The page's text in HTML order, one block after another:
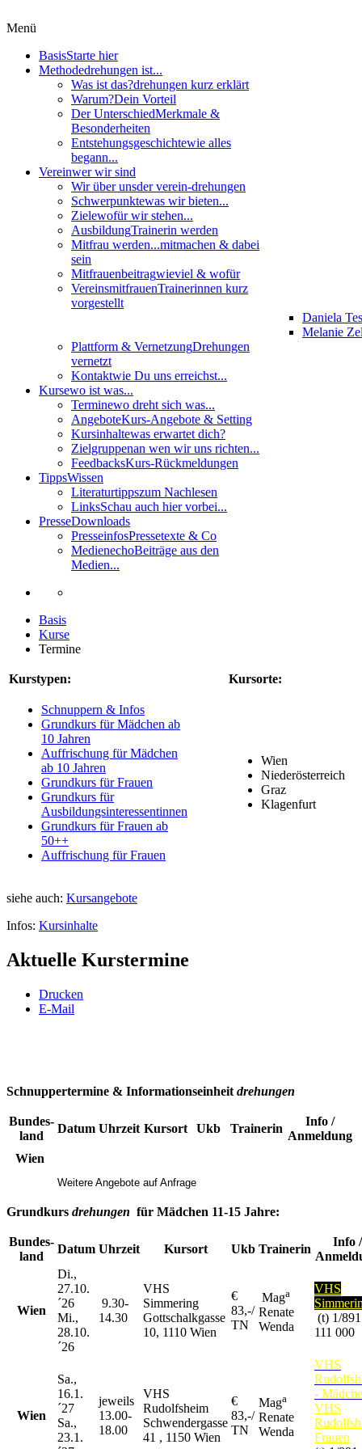
Menü
BasisStarte hier
Methodedrehungen ist...
Was ist das?drehungen kurz erklärt
Warum?Dein Vorteil
Der UnterschiedMerkmale &
Besonderheiten
Entstehungsgeschichtewie alles
begann...
Vereinwer wir sind
Wir über unsder verein-drehungen
Schwerpunktewas wir bieten...
Zielewofür wir stehen...
AusbildungTrainerin werden
Mitfrau werden...mitmachen & dabei
sein
Mitfrauenbeitragwieviel & wofür
VereinsmitfrauenTrainerinnen kurz
vorgestellt
Daniela
Melanie
Plattform & VernetzungDrehungen
vernetzt
Kontaktwie Du uns erreichst...
Kursewo ist was...
Terminewo dreht sich was...
AngeboteKurs-Angebote & Setting
Kursinhaltewas erwartet dich?
Zielgruppenan wen wir uns richten...
FeedbacksKurs-Rückmeldungen
TippsWissen
Literaturtippszum Nachlesen
LinksSchau auch hier vorbei...
PresseDownloads
PresseinfosPressetexte & Co
MedienechoBeiträge aus den
Medien...
Basis
Kurse
Termine
Kurstypen: Kursorte:
Schnuppern & Infos
Grundkurs für Mädchen ab
10 Jahren
Auffrischung für Mädchen
ab 10 Jahren
Grundkurs für Frauen
Grundkurs für
Ausbildungsinteressentinnen
Grundkurs für Frauen ab
50++
Auffrischung für Frauen
Wien
Niederösterreich
Graz
Klagenfurt
siehe auch: Kursangebote
Infos: Kursinhalte
Aktuelle Kurstermine
Drucken
E-Mail
Schnuppertermine & Informationseinheit drehungen
Wien
Bundes-
land
Datum Uhrzeit Kursort Ukb Trainerin
Info /
Anmeldung
Weitere Angebote auf Anfrage
Grundkurs drehungen für Mädchen 11-15 Jahre:
Bundes-
land
Datum Uhrzeit Kursort Ukb Trainerin
Info /
Wien
Di.,
27.10.
´26
Mi.,
28.10.
´26
9.30-
14.30
VHS
Simmering
Gottschalkgasse
10, 1110 Wien
€
83,-/
TN
Maga
Renate
Wenda
VHS
(t) 1/
111 000
Wien
Sa.,
16.1.
´27
Sa.,
23.1.
jeweils
13.00-
18.00
VHS
Rudolfsheim
Schwendergasse
41 , 1150 Wien
€
83,-/
TN
Maga
Renate
Wenda
VHS
-
VHS
Frauen